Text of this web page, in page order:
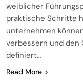
weiblicher
praktische Schritte
unternehmen
verbessern und den
definiert…
Read More